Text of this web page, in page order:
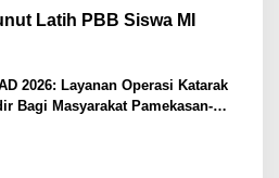
Latih PBB Siswa MI
2026: Layanan Operasi Katarak
Bagi Masyarakat Pamekasan-